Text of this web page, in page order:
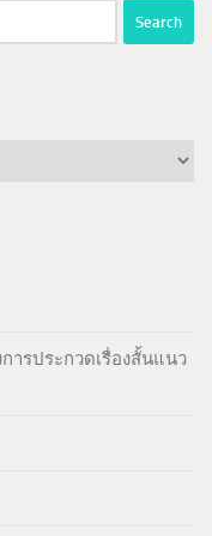
ารประกวดเรื่องสั้นแนว